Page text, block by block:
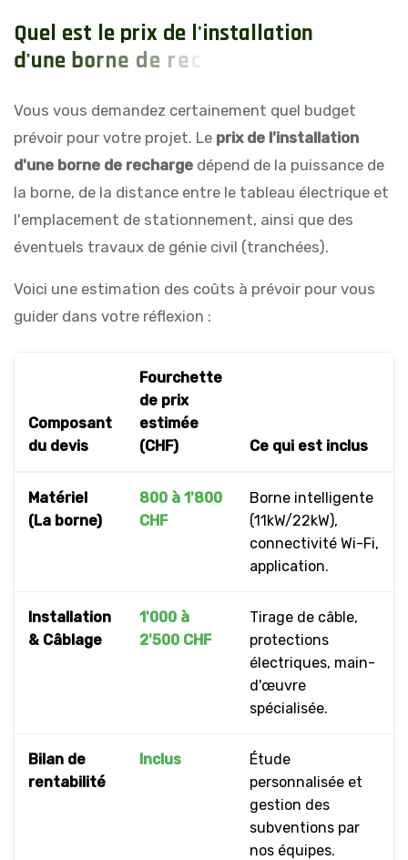
Quel est le prix de l'installation
d'une bornede r echa
Vous vous demandez certainement quel budget
prévoir pour votre projet. Le prix de l'installation
d'une borne de recharge dépend de la puissance de
la borne, de la distance entre le tableau électrique et
l'emplacement de stationnement, ainsi que des
éventuels travaux de génie civil (tranchées).
Voici une estimation des coûts à prévoir pour vous
guider dans votre réflexion :
Composant
du devis
Fourchette
de prix
estimée
(CHF)
Ce qui est inclus
Matériel
(La borne)
800 à 1'800
CHF
Borne intelligente
(11kW/22kW),
connectivité Wi-Fi,
application.
Installation
& Câblage
1'000 à
2'500 CHF
Tirage de câble,
protections
électriques, main-
d'œuvre
spécialisée.
Bilan de
rentabilité
Inclus
Étude
personnalisée et
gestion des
subventions par
nos équipes.